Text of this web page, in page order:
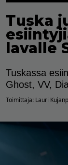
Tuska
lavalle
Tuskassa
Ghost, VV,
Toimittaja: Lauri